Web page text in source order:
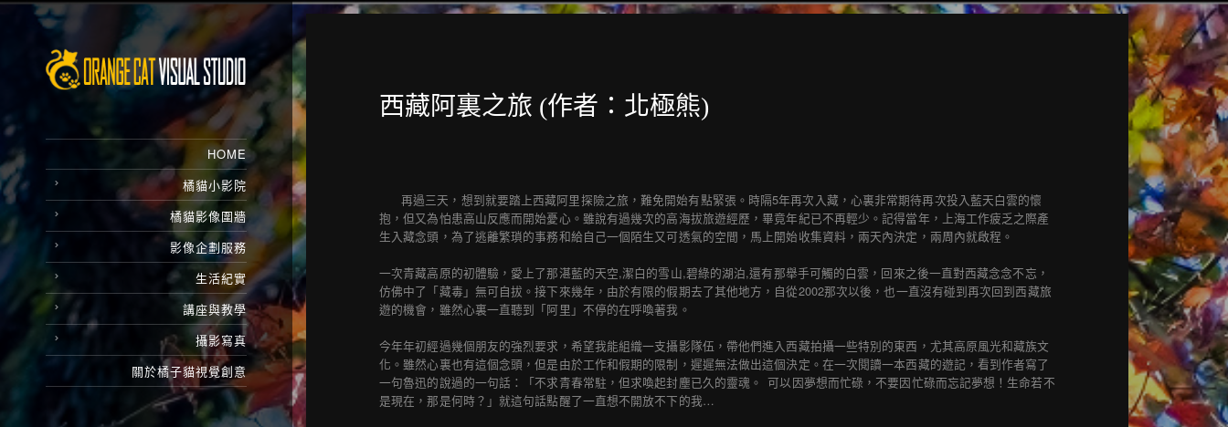
HOME
橘貓小影院
橘貓影像圍牆
影像企劃服務
生活紀實
講座與教學
攝影寫真
關於橘子貓視覺創意
西藏阿裏之旅 (作者：北極熊)
再過三天，想到就要踏上西藏阿里探險之旅，難免開始有點緊張。時隔5年再次入藏，心裏非常期待再次投入藍天白雲的懷
抱，但又為怕患高山反應而開始憂心。雖說有過幾次的高海拔旅遊經歷，畢竟年紀已不再輕少。記得當年，上海工作疲乏之際產
生入藏念頭，為了逃離繁瑣的事務和給自己一個陌生又可透氣的空間，馬上開始收集資料，兩天內決定，兩周內就啟程。
一次青藏高原的初體驗，愛上了那湛藍的天空,潔白的雪山,碧綠的湖泊,還有那舉手可觸的白雲，回來之後一直對西藏念念不忘，
仿佛中了「藏毒」無可自拔。接下來幾年，由於有限的假期去了其他地方，自從2002那次以後，也一直沒有碰到再次回到西藏旅
遊的機會，雖然心裏一直聽到「阿里」不停的在呼喚著我。
今年年初經過幾個朋友的強烈要求，希望我能組織一支攝影隊伍，帶他們進入西藏拍攝一些特別的東西，尤其高原風光和藏族文
化。雖然心裏也有這個念頭，但是由於工作和假期的限制，遲遲無法做出這個決定。在一次閱讀一本西藏的遊記，看到作者寫了
一句魯迅的說過的一句話：「不求青春常駐，但求喚起封塵已久的靈魂。 可以因夢想而忙碌，不要因忙碌而忘記夢想！生命若不
是現在，那是何時？」就這句話點醒了一直想不開放不下的我…